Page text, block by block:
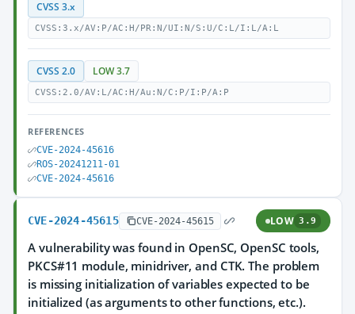
CVSS 3.x
CVSS:3.x/AV:P/AC:H/PR:N/UI:N/S:U/C:L/I:L/A:L
CVSS 2.0 LOW 3.7
CVSS:2.0/AV:L/AC:H/Au:N/C:P/I:P/A:P
REFERENCES
CVE-2024-45616
ROS-20241211-01
CVE-2024-45616
CVE-2024-45615 CVE-2024-45615 LOW 3.9
A vulnerability was found in OpenSC, OpenSC tools,
PKCS#11 module, minidriver, and CTK. The problem
is missing initialization of variables expected to be
initialized (as arguments to other functions, etc.).